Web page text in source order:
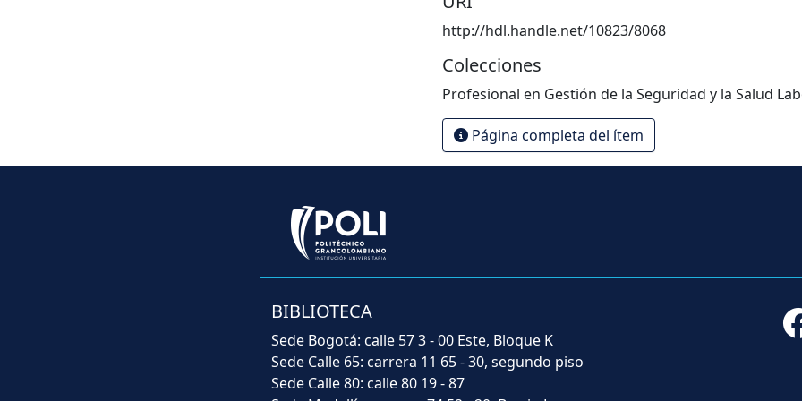
http://hdl.handle.net/10823/8068
Colecciones
Profesional en Gestión de la Seguridad y la Salud
Página completa del ítem
BIBLIOTECA
Sede Bogotá: calle 57 3 - 00 Este, Bloque K
Sede Calle 65: carrera 11 65 - 30, segundo piso
Sede Calle 80: calle 80 19 - 87